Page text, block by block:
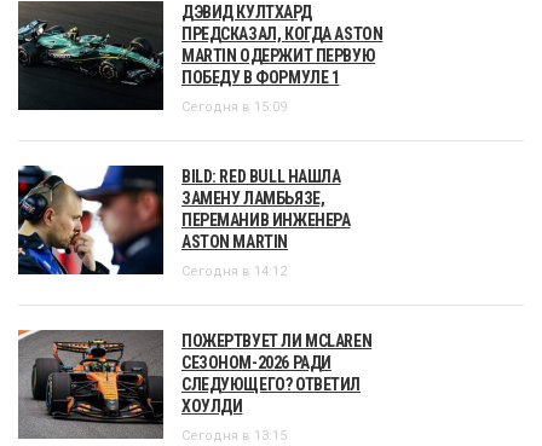
ДЭВИД КУЛТХАРД
ПРЕДСКАЗАЛ, КОГДА ASTON
MARTIN ОДЕРЖИТ ПЕРВУЮ
ПОБЕДУ В ФОРМУЛЕ 1
Сегодня в 15:09
BILD: RED BULL НАШЛА
ЗАМЕНУ ЛАМБЬЯЗЕ,
ПЕРЕМАНИВ ИНЖЕНЕРА
ASTON MARTIN
Сегодня в 14:12
ПОЖЕРТВУЕТ ЛИ MCLAREN
СЕЗОНОМ-2026 РАДИ
СЛЕДУЮЩЕГО? ОТВЕТИЛ
ХОУЛДИ
Сегодня в 13:15